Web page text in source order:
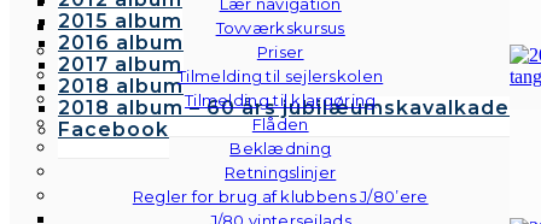
Tovværkskursus
Priser
Tilmelding til sejlerskolen
Tilmelding til klargøring
Flåden
Beklædning
Retningslinjer
Regler for brug af klubbens J/80’ere
2015 album
2016 album
2017 album
2018 album
2018 album – 60 års jubilæumskavalkade
Facebook